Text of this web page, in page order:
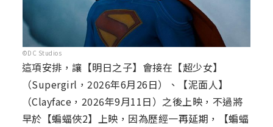
©DC Studios
這項安排，讓【明日之子】會接在【超少女】
（Supergirl，2026年6月26日）、【泥面人】
（Clayface，2026年9月11日）之後上映，不過將
早於【蝙蝠俠2】上映，因為歷經一再延期，【蝙蝠